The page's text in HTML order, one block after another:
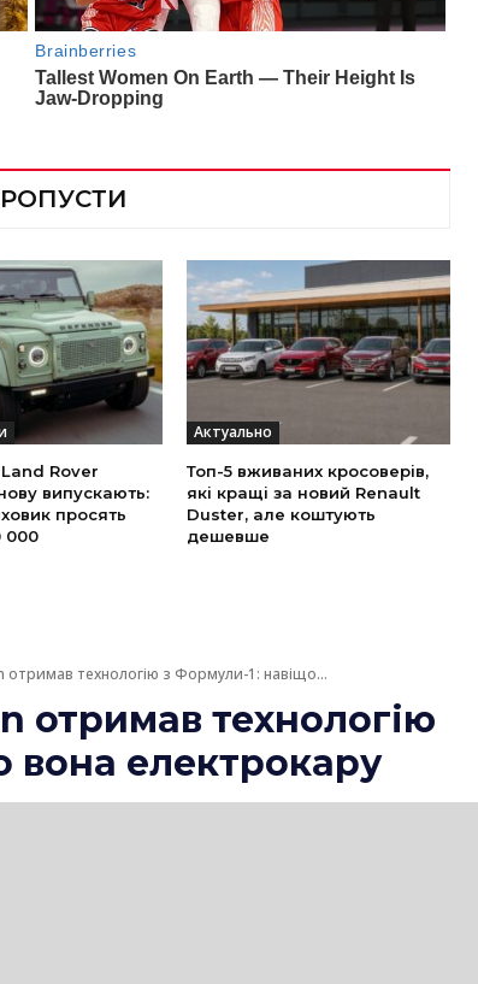
Rover
випускають:
просять
000
Актуально
Топ-5 вживаних кросоверів,
які кращі за новий Renault
Duster, але коштують
дешевше